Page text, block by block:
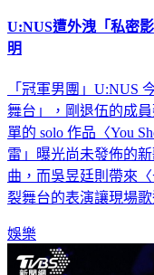
U:NUS遭外洩「私密
明
「冠軍男團」U:NUS
舞台」，剛退伍的成
單的 solo 作品〈You
雷」曝光尚未發佈的
曲，而吳昱廷則帶來
裂舞台的表演讓現場歌
娛樂